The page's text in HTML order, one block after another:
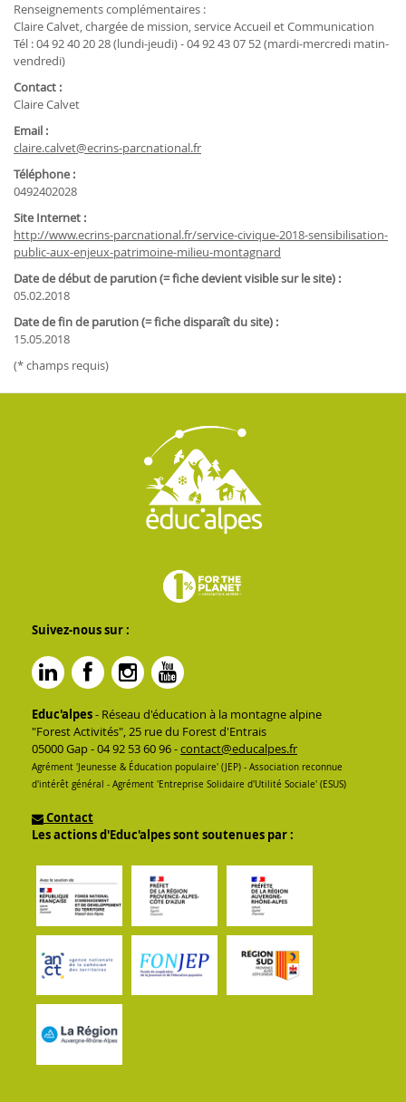
Renseignements complémentaires :
Claire Calvet, chargée de mission, service Accueil et Communication
Tél : 04 92 40 20 28 (lundi-jeudi) - 04 92 43 07 52 (mardi-mercredi matin-
vendredi)
Contact :
Claire Calvet
Email :
claire.calvet@ecrins-parcnational.fr
Téléphone :
0492402028
Site Internet :
http://www.ecrins-parcnational.fr/service-civique-2018-sensibilisation-
public-aux-enjeux-patrimoine-milieu-montagnard
Date de début de parution (= fiche devient visible sur le site) :
05.02.2018
Date de fin de parution (= fiche disparaît du site) :
15.05.2018
(* champs requis)
Suivez-nous sur :
Educ'alpes- Réseau d'éducation à la montagne alpine
"Forest Activités", 25 rue du Forest d'Entrais
05000 Gap - 04 92 53 60 96 -contact@educalpes.fr
Agrément 'Jeunesse & Éducation populaire' (JEP) - Association reconnue
d'intérêt général - Agrément 'Entreprise Solidaire d'Utilité Sociale' (ESUS)
Contact
Les actions d'Educ'alpes sont soutenues par :